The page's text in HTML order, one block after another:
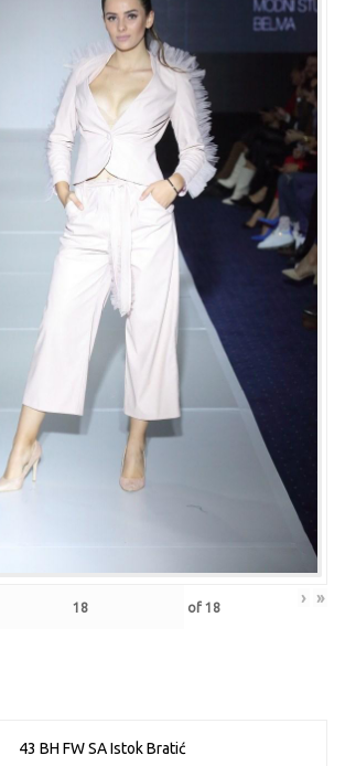
of 18 › »
43 BH FW SA Istok Bratić